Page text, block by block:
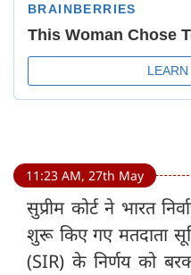
11:23 AM, 27th May
सुप्रीम कोर्ट ने भारत
शुरू किए गए मतदाता
(SIR) के निर्णय को